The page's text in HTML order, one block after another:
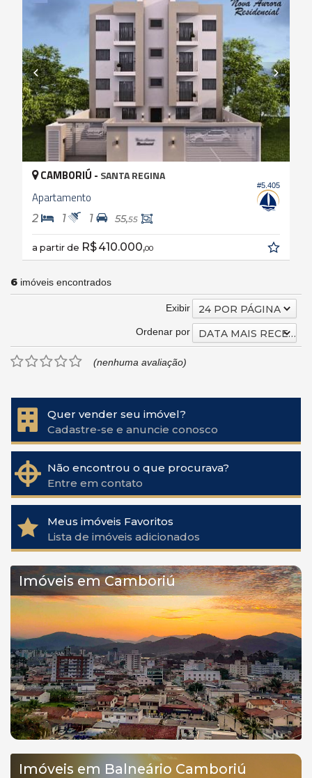
#5.405
CAMBORIÚ - SANTA REGINA
Apartamento
2 1 1 55,55
a partir de R$ 410.000,00
6 imóveis encontrados
Exibir 24 POR PÁGINA
Ordenar por DATA MAIS RECENTE
(nenhuma avaliação)
Quer vender seu imóvel?
Cadastre-se e anuncie conosco
Não encontrou o que procurava?
Entre em contato
Meus imóveis Favoritos
Lista de imóveis adicionados
Imóveis em Camboriú
Imóveis em Balneário Camboriú